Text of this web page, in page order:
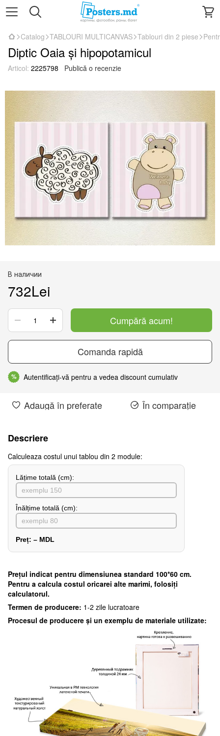
Catalog TABLOURI MULTICANVAS Tablouri din 2 piese
Diptic Oaia și hipopotamicul
Articol: 2225798 Publică o recenzie
В наличии
732Lei
Cumpără acum!
Comanda rapidă
% Autentificați-vă pentru a vedea discount cumulativ
Adaugă în preferate În comparație
Descriere
Сalculeaza costul unui tablou din 2 module:
Lățime totală (cm):
Înălțime totală (cm):
Preț: – MDL
Preţul indicat pentru dimensiunea standard 100*60 cm.
Pentru a calcula costul oricarei alte marimi, folosiți
calculatorul.
Termen de producere: 1-2 zile lucratoare
Procesul de producere și un exemplu de materiale utilizate: